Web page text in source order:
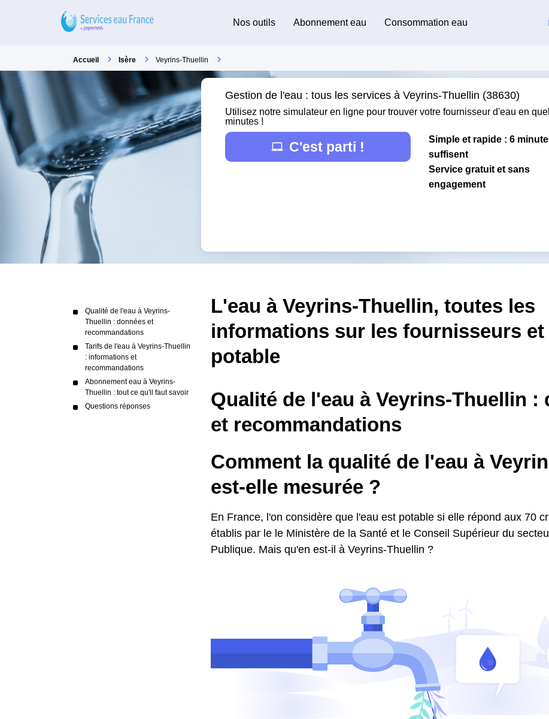
Nos outils Abonnement eau Consommation eau
Accueil Isère Veyrins-Thuellin
Gestion de l'eau : tous les services à Veyrins-Thuellin (38630)
Utilisez notre simulateur en ligne pour trouver votre fournisseur d'eau en
minutes !
C'est parti !
Simple et rapide : 6
suffisent
Service gratuit et sans
engagement
Qualité de l'eau à Veyrins-
Thuellin : données et
recommandations
Tarifs de l'eau à Veyrins-Thuellin
: informations et
recommandations
Abonnement eau à Veyrins-
Thuellin : tout ce qu'il faut savoir
Questions réponses
L'eau à Veyrins-Thuellin, toutes les
informations sur les fournisseurs et
potable
Qualité de l'eau à Veyrins-Thuellin :
et recommandations
Comment la qualité de l'eau à
est-elle mesurée ?
En France, l'on considère que l'eau est potable si elle répond aux 70
établis par le le Ministère de la Santé et le Conseil Supérieur du
Publique. Mais qu'en est-il à Veyrins-Thuellin ?